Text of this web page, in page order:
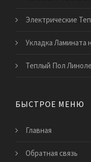
Электрические
Укладка Ламината
Теплый Пол
БЫСТРОЕ МЕНЮ
Главная
Обратная связь